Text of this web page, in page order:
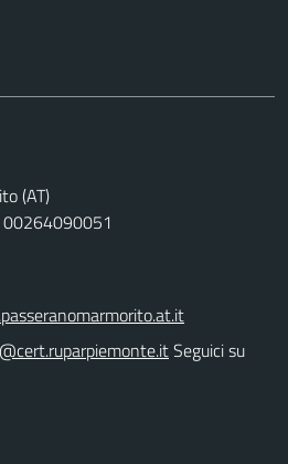
(AT)
00264090051
Seguici su